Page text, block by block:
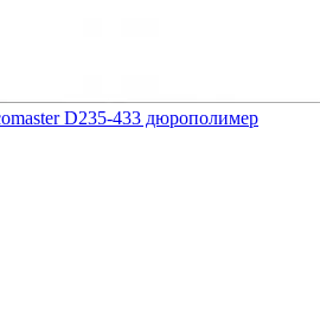
D235-433 дюрополимер